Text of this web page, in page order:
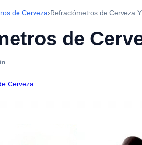
de Cerveza›Refractómetros de Cerveza
de
Cerveza